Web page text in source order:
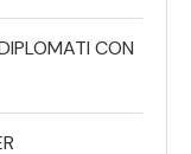
CON